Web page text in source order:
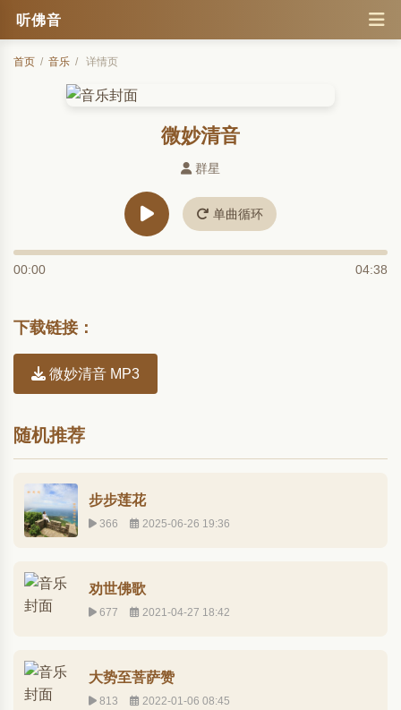
听佛音
首页 / 音乐 / 详情页
微妙清音
群星
单曲循环
00:00 04:38
下载链接：
微妙清音 MP3
随机推荐
步步莲花
366 2025-06-26 19:36
劝世佛歌
677 2021-04-27 18:42
大势至菩萨赞
813 2022-01-06 08:45